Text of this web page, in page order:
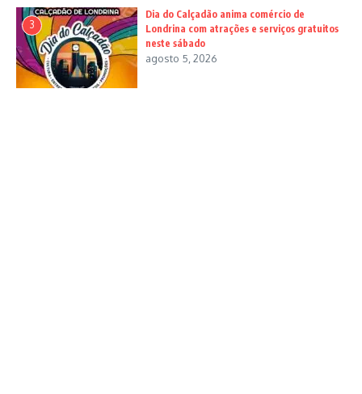
3
Dia do Calçadão anima comércio de
Londrina com atrações e serviços gratuitos
neste sábado
agosto 5, 2026